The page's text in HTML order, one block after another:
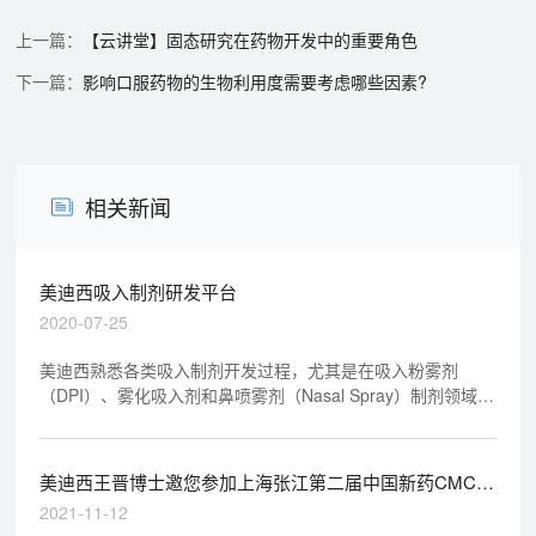
【云讲堂】固态研究在药物开发中的重要角色
影响口服药物的生物利用度需要考虑哪些因素?
相关新闻
美迪西吸入制剂研发平台
2020-07-25
美迪西熟悉各类吸入制剂开发过程，尤其是在吸入粉雾剂
（DPI）、雾化吸入剂和鼻喷雾剂（Nasal Spray）制剂领域具
规和指导原则要求开展研究工作。
美迪西王晋博士邀您参加上海张江第二届中国新药CMC高
峰论坛
2021-11-12